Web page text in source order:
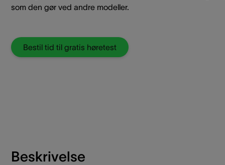
som den gør ved andre modeller.
Bestil tid til gratis høretest
Beskrivelse